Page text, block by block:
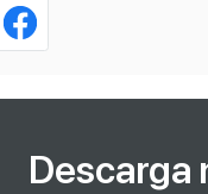
Descarga